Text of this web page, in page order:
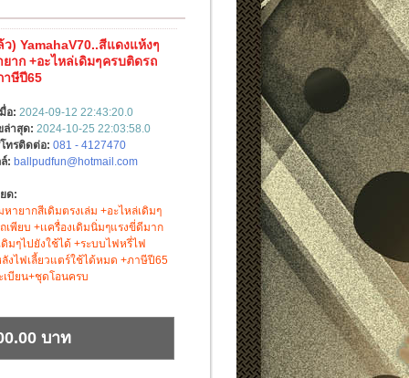
) YamahaV70..สีแดงแห้งๆ
ยาก +อะไหล่เดิมๆครบติดรถ
าษีปี65
อ: 2024-09-12 22:43:20.0
ล่าสุด: 2024-10-25 22:03:58.0
ทรติดต่อ: 081 - 4127470
: ballpudfun@hotmail.com
ด:
หายากสีเดิมตรงเล่ม +อะไหล่เดิมๆ
เพียบ +เเครื่องเดิมนิ่มๆแรงขี่ดีมาก
ดิมๆไปยังใช้ได้ +ระบบ​ไฟ​หรี่ไฟ
งไฟเลี้ยวแตร์ใช้​ได้หมด +ภาษีปี65
เบี​ย​น​+ชุด​โอน​ครบ​
บาท